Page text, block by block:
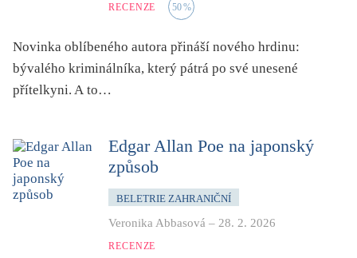
RECENZE 50%
Novinka oblíbeného autora přináší nového hrdinu:
bývalého kriminálníka, který pátrá po své unesené
přítelkyni. A to…
Edgar Allan Poe na japonský
způsob
BELETRIE ZAHRANIČNÍ
Veronika Abbasová – 28. 2. 2026
RECENZE